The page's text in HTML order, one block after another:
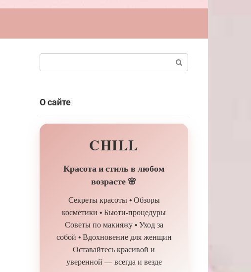
О сайте
CHILL
Красота и стиль в любом
возрасте 🌸
Секреты красоты • Обзоры
косметики • Бьюти-процедуры
Советы по макияжу • Уход за
собой • Вдохновение для женщин
Оставайтесь красивой и
уверенной — всегда и везде